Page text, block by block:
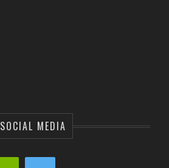
SOCIAL MEDIA